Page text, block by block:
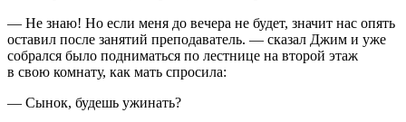
— Не знаю! Но если меня до вечера не будет, значит нас опять
оставил после занятий преподаватель. — сказал Джим и уже
собрался было подниматься по лестнице на второй этаж
в свою комнату, как мать спросила:
— Сынок, будешь ужинать?